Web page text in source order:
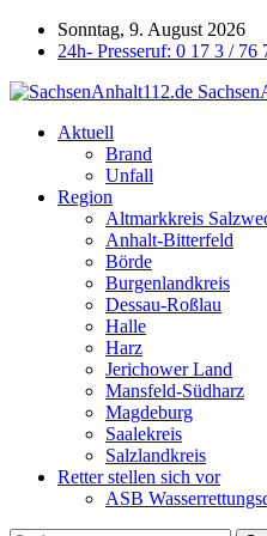
Sonntag, 9. August 2026
24h- Presseruf: 0 17 3 /
Aktuell
Brand
Unfall
Region
Altmarkkreis
Anhalt-Bitterfeld
Börde
Burgenlandkreis
Dessau-Roßlau
Halle
Harz
Jerichower Land
Mansfeld-Südharz
Magdeburg
Saalekreis
Salzlandkreis
Retter stellen sich vor
ASB